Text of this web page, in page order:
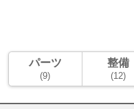
パーツ
(9)
整備
(12)